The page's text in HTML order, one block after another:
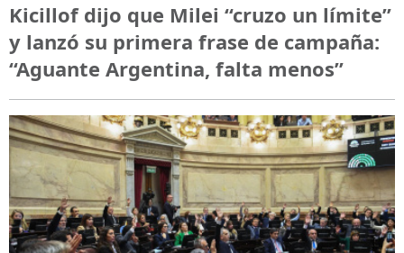
Kicillof dijo que Milei “cruzo un límite”
y lanzó su primera frase de campaña:
“Aguante Argentina, falta menos”